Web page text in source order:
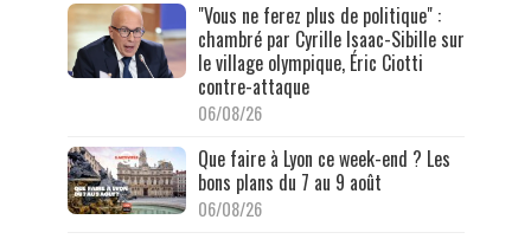
"Vous ne ferez plus de politique" :
chambré par Cyrille Isaac-Sibille sur
le village olympique, Éric Ciotti
contre-attaque
06/08/26
Que faire à Lyon ce week-end ? Les
bons plans du 7 au 9 août
06/08/26